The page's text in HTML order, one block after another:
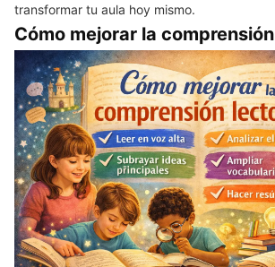
transformar tu aula hoy mismo.
Cómo mejorar la